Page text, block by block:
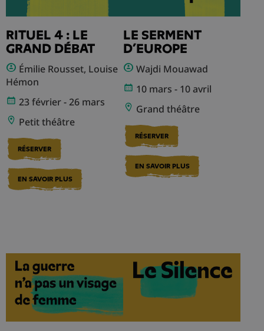
RITUEL 4 : LE
GRAND DÉBAT
Émilie Rousset, Louise
Hémon
23 février - 26 mars
Petit théâtre
RÉSERVER
EN SAVOIR PLUS
LE SERMENT
D’EUROPE
Wajdi Mouawad
10 mars - 10 avril
Grand théâtre
RÉSERVER
EN SAVOIR PLUS